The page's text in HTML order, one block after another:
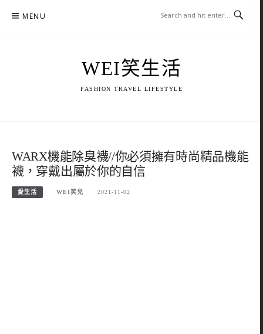
MENU
WEI笑生活
FASHION TRAVEL LIFESTYLE
WARX機能除臭襪//你必須擁有時尚精品機能
襪，穿戴出屬於你的自信
愛生活 WEI笑兒 2021-11-02